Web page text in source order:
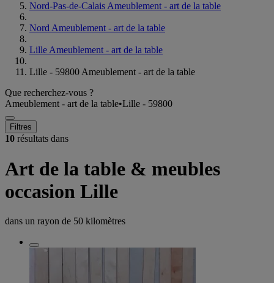
Nord-Pas-de-Calais Ameublement - art de la table
Nord Ameublement - art de la table
Lille Ameublement - art de la table
Lille - 59800 Ameublement - art de la table
Que recherchez-vous ?
Ameublement - art de la table•Lille - 59800
Filtres
10 résultats dans
Art de la table & meubles
occasion Lille
dans un rayon de 50 kilomètres